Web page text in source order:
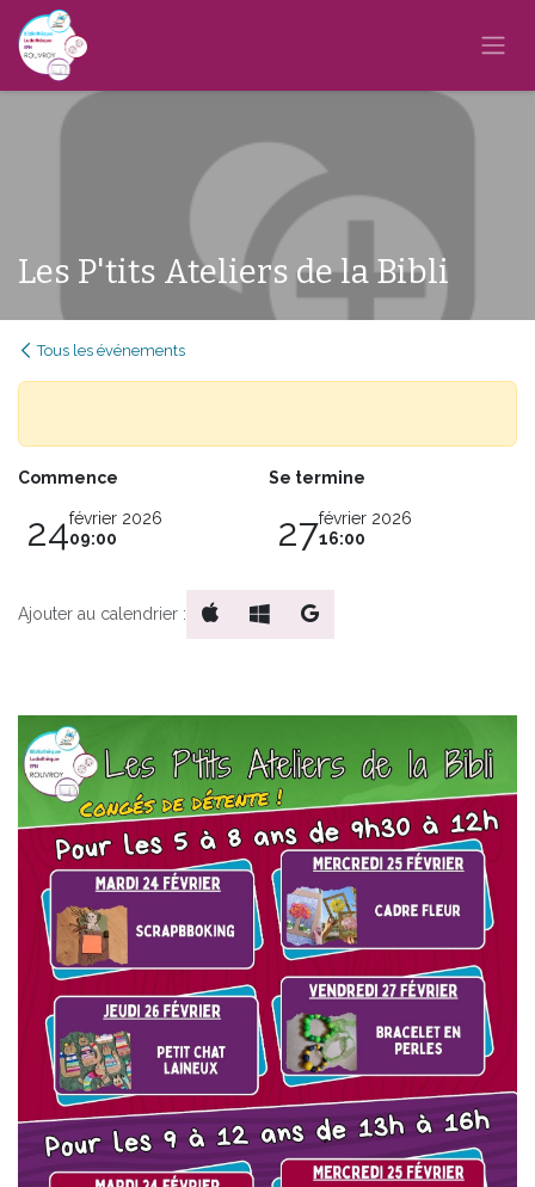
Se rendre au contenu
Les P'tits Ateliers de la Bibli
Tous les événements
Commence
24février 2026
09:00
Se termine
27février 2026
16:00
Ajouter au calendrier :